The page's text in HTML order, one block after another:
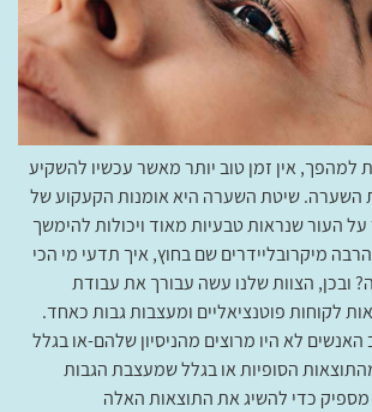
למהפך, אין זמן טוב יותר מאשר עכשיו להשקיע
השערה. שיטת השערה היא אומנות הקעקוע של
העור שנראות טבעיות מאוד ויכולות להימשך
מיקרובליידרים שם בחוץ, איך תדעי מי הכי
ובכן, הצוות שלנו עשה עבורך את עבודת
לקוחות פוטנציאליים ומעצבות גבות כאחד.
לא היו מרוצים מהניסיון שלהם-או בגלל
הסופיות או בגלל שמעצבת הגבות
כדי להשיג את התוצאות האלה